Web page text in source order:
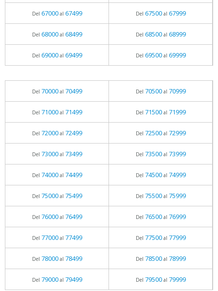
Del 67000al 67499 Del 67500al 67999
Del 68000al 68499 Del 68500al 68999
Del 69000al 69499 Del 69500al 69999
Del 70000al 70499 Del 70500al 70999
Del 71000al 71499 Del 71500al 71999
Del 72000al 72499 Del 72500al 72999
Del 73000al 73499 Del 73500al 73999
Del 74000al 74499 Del 74500al 74999
Del 75000al 75499 Del 75500al 75999
Del 76000al 76499 Del 76500al 76999
Del 77000al 77499 Del 77500al 77999
Del 78000al 78499 Del 78500al 78999
Del 79000al 79499 Del 79500al 79999